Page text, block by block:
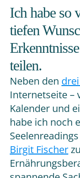
Ich habe so
tiefen
teilen.
Neben den
Internetseite –
Kalender und
habe ich noch
Birgit Fischer